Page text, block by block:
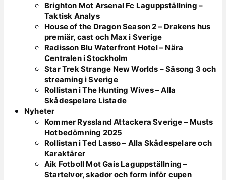
Brighton Mot Arsenal Fc Laguppställning –
Taktisk Analys
House of the Dragon Season 2 – Drakens hus
premiär, cast och Max i Sverige
Radisson Blu Waterfront Hotel – Nära
Centralen i Stockholm
Star Trek Strange New Worlds – Säsong 3 och
streaming i Sverige
Rollistan i The Hunting Wives – Alla
Skådespelare Listade
Nyheter
Kommer Ryssland Attackera Sverige – Musts
Hotbedömning 2025
Rollistan i Ted Lasso – Alla Skådespelare och
Karaktärer
Aik Fotboll Mot Gais Laguppställning –
Startelvor, skador och form inför cupen